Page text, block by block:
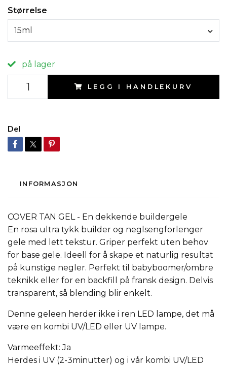
Størrelse
15ml
på lager
LEGG I HANDLEKURV
Del
INFORMASJON
COVER TAN GEL - En dekkende buildergele
En rosa ultra tykk builder og neglsengforlenger
gele med lett tekstur. Griper perfekt uten behov
for base gele. Ideell for å skape et naturlig resultat
på kunstige negler. Perfekt til babyboomer/ombre
teknikk eller for en backfill på fransk design. Delvis
transparent, så blending blir enkelt.
Denne geleen herder ikke i ren LED lampe, det må
være en kombi UV/LED eller UV lampe.
Varmeeffekt: Ja
Herdes i UV (2-3minutter) og i vår kombi UV/LED